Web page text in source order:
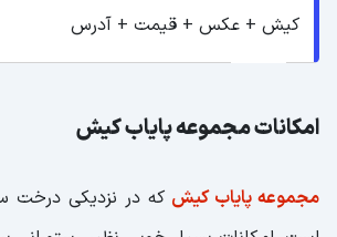
کیش + عکس + قیمت + آدرس
امکانات مجموعه پایاب کیش
مجموعه پایاب کیش که در نزدیکی درخت